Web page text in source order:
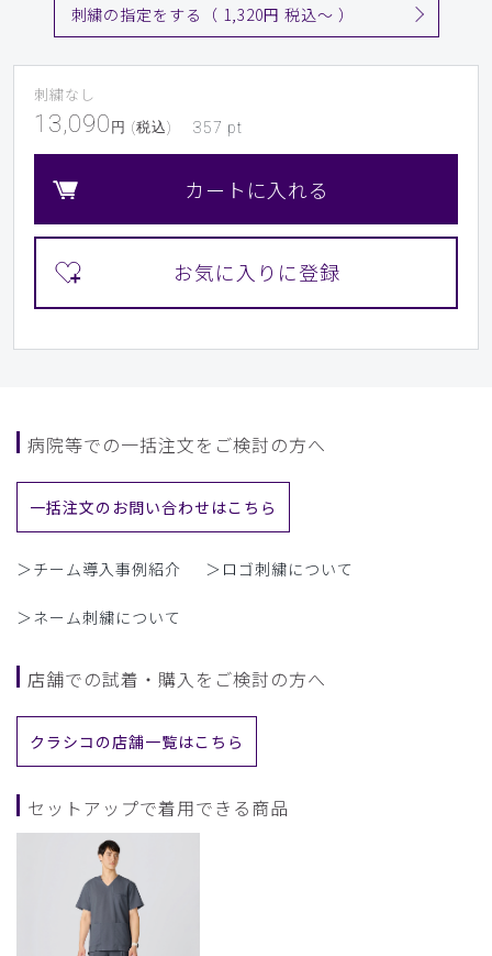
刺繍の指定をする（ 1,320円 税込〜 ）
刺繍なし
13,090 円 (税込) 357 pt
カートに入れる
病院等での一括注文をご検討の方へ
一括注文のお問い合わせはこちら
＞チーム導入事例紹介 ＞ロゴ刺繍について
＞ネーム刺繍について
店舗での試着・購入をご検討の方へ
クラシコの店舗一覧はこちら
セットアップで着用できる商品